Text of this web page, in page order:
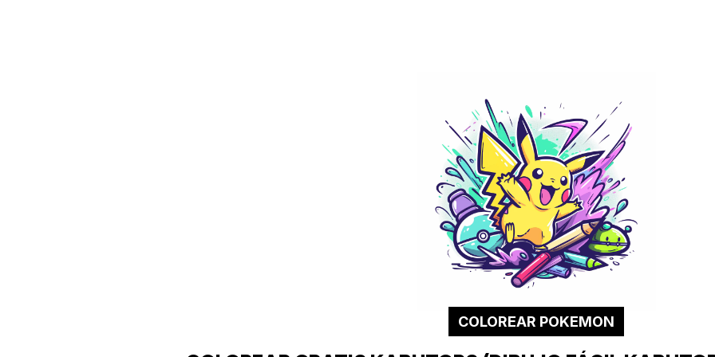
COLOREAR POKEMON